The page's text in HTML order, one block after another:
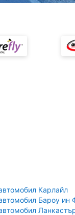
Карлайл
Бароу ин